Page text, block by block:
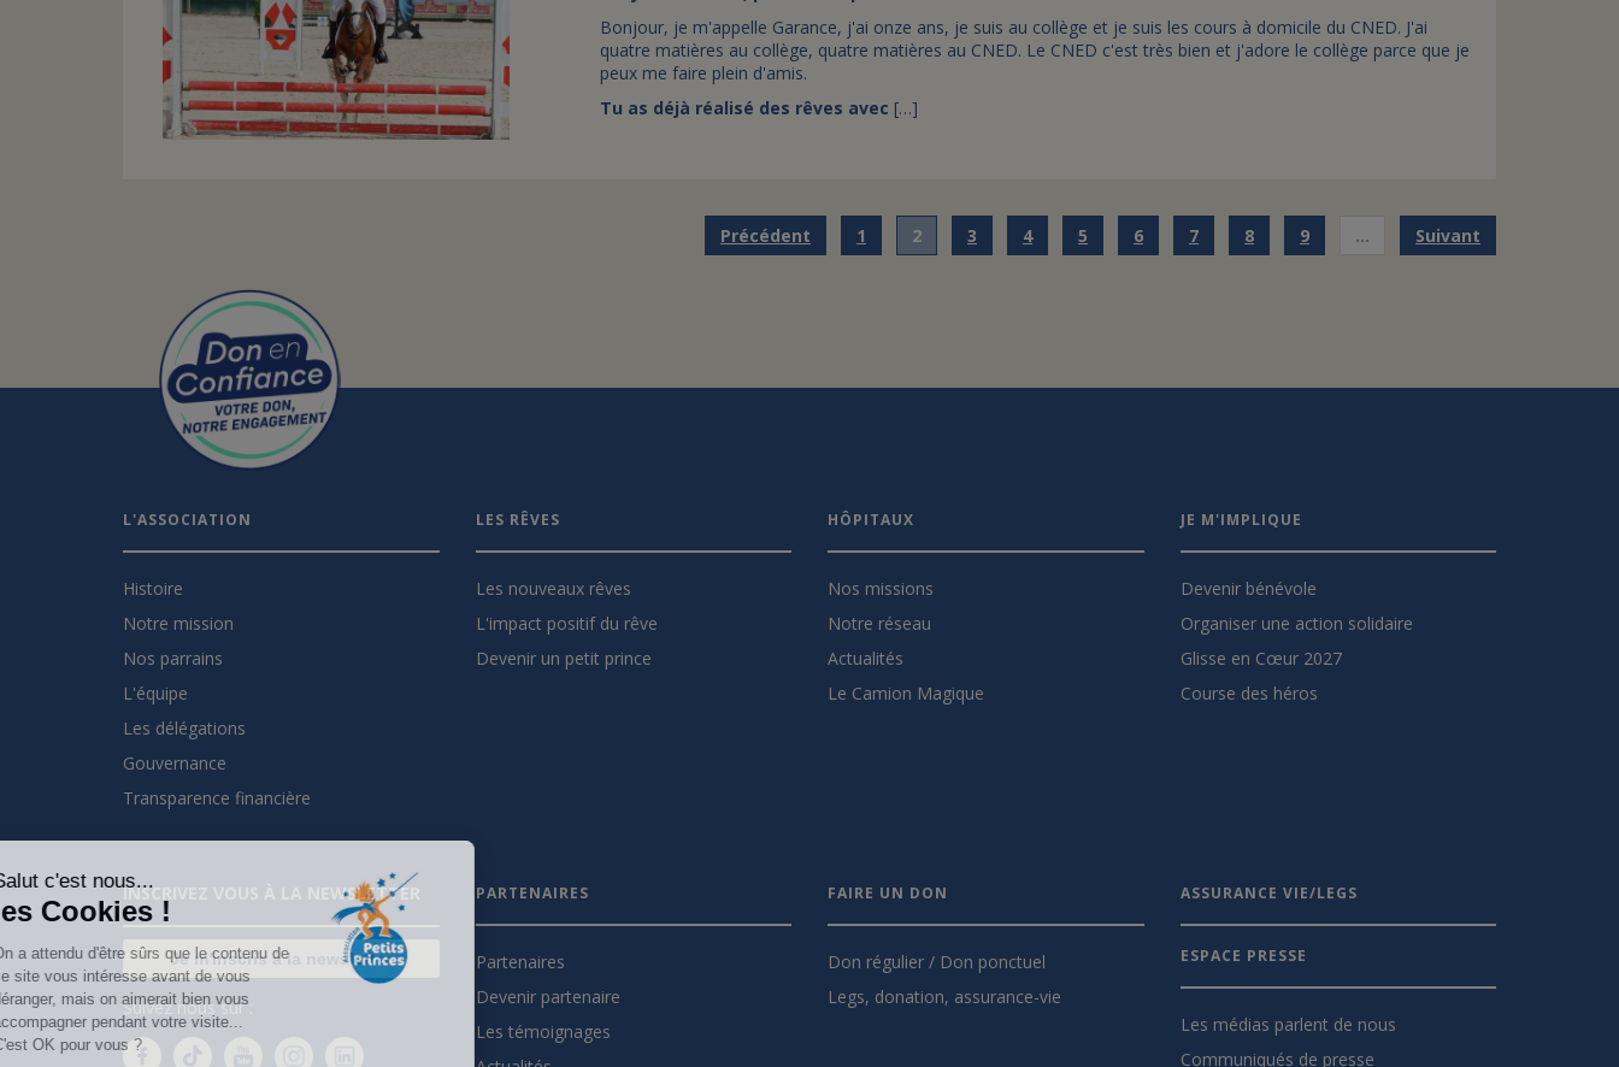
Salut c'est nous...
les Cookies !
On a attendu d'être sûrs que le contenu de
ce site vous intéresse avant de vous
déranger, mais on aimerait bien vous
accompagner pendant votre visite...
C'est OK pour vous ?
Bonjour, je m'appelle Garance, j'ai onze ans, je suis au collège et je suis les cours à domicile du CNED. J'ai
quatre matières au collège, quatre matières au CNED. Le CNED c'est très bien et j'adore le collège parce que je
peux me faire plein d'amis.
Tu as déjà réalisé des rêves avec […]
Précédent 1 2 3 4 5 6 7 8 9 … Suivant
L'ASSOCIATION
Histoire
Notre mission
Nos parrains
L'équipe
Les délégations
Gouvernance
Transparence financière
LES RÊVES
Les nouveaux rêves
L'impact positif du rêve
Devenir un petit prince
HÔPITAUX
Nos missions
Notre réseau
Actualités
Le Camion Magique
JE M'IMPLIQUE
Devenir bénévole
Organiser une action solidaire
Glisse en Cœur 2027
Course des héros
INSCRIVEZ VOUS À LA NEWSLETTER
Je m'inscris à la newsletter
Suivez nous sur :
PARTENAIRES
Partenaires
Devenir partenaire
Les témoignages
FAIRE UN DON
Don régulier / Don ponctuel
Legs, donation, assurance-vie
ASSURANCE VIE/LEGS
ESPACE PRESSE
Les médias parlent de nous
Communiqués de presse